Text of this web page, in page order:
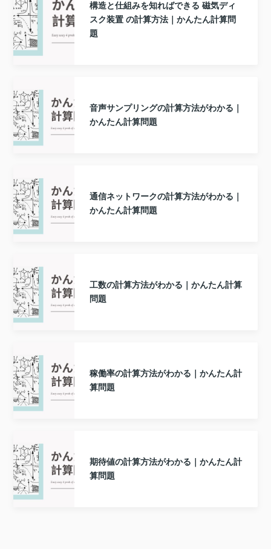
構造と仕組みを知ればできる 磁気ディ
スク装置 の計算方法｜かんたん計算問
題
音声サンプリングの計算方法がわかる｜
かんたん計算問題
通信ネットワークの計算方法がわかる｜
かんたん計算問題
工数の計算方法がわかる｜かんたん計算
問題
稼働率の計算方法がわかる｜かんたん計
算問題
期待値の計算方法がわかる｜かんたん計
算問題